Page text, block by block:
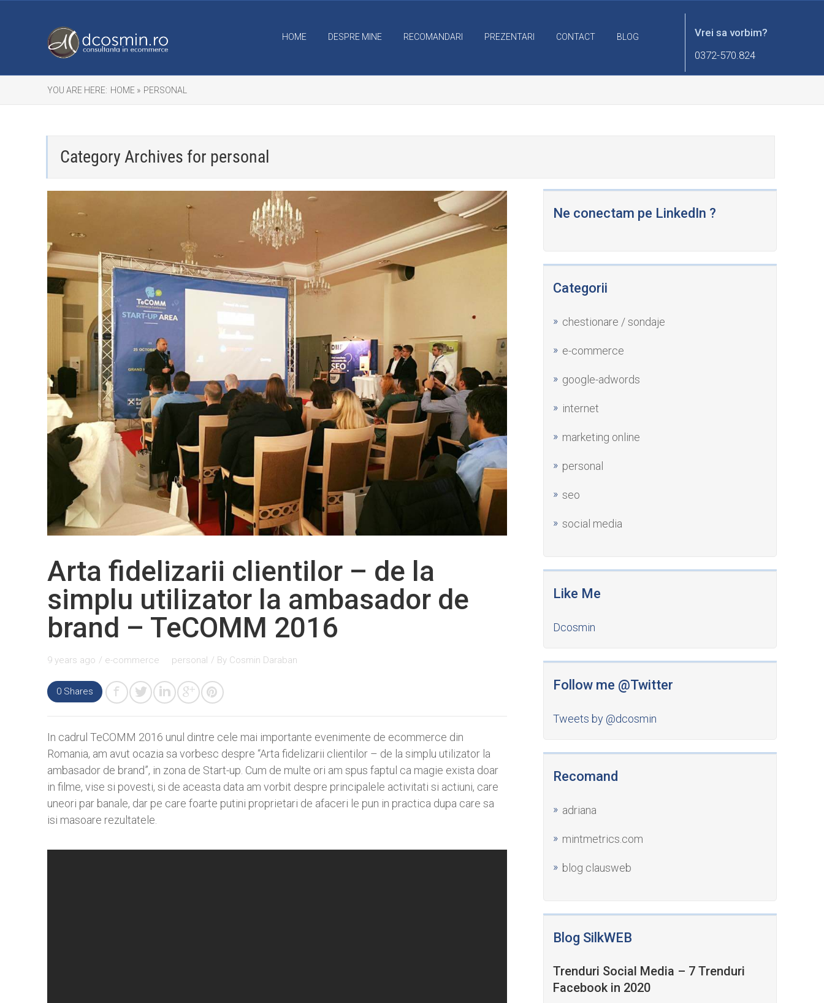
HOME DESPRE MINE RECOMANDARI PREZENTARI CONTACT BLOG
Vrei sa vorbim?
0372-570.824
YOU ARE HERE: HOME » PERSONAL
Category Archives for personal
Arta fidelizarii clientilor – de la
simplu utilizator la ambasador de
brand – TeCOMM 2016
9 years ago / e-commerce personal / By Cosmin Daraban
0 Shares
In cadrul TeCOMM 2016 unul dintre cele mai importante evenimente de ecommerce din
Romania, am avut ocazia sa vorbesc despre “Arta fidelizarii clientilor – de la simplu utilizator la
ambasador de brand”, in zona de Start-up. Cum de multe ori am spus faptul ca magie exista doar
in filme, vise si povesti, si de aceasta data am vorbit despre principalele activitati si actiuni, care
uneori par banale, dar pe care foarte putini proprietari de afaceri le pun in practica dupa care sa
isi masoare rezultatele.
Ne conectam pe LinkedIn ?
Categorii
chestionare / sondaje
e-commerce
google-adwords
internet
marketing online
personal
seo
social media
Like Me
Dcosmin
Follow me @Twitter
Tweets by @dcosmin
Recomand
adriana
mintmetrics.com
blog clausweb
Blog SilkWEB
Trenduri Social Media – 7 Trenduri
Facebook in 2020